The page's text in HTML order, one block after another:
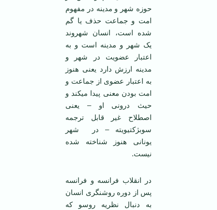
حوزه شهر و مدینه در مفهوم
امت و جماعت حذف یا گم
شده است، انسان شهروند
یک شهر و مدینه است و به
اعتبار عضویت در شهر و
مدینه ارزش دارد یعنی هنوز
به اعتبار عضوی از جماعت و
امت بودن معنی پیدا می­کند و
حیث درونی او – یعنی
اصطلاح غیر قابل ترجمه
سوبژکتیویته – در شهر
یونانی هنوز شناخته شده
نیست.
در انقلاب فرانسه و فرانسه
پس از دوره روشنگری انسان
به دنبال نظریه روسو که